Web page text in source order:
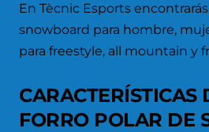
En Tècnic Esports
snowboard para hombre,
para freestyle, all mountain y
CARACTERÍSTICAS
FORRO POLAR DE